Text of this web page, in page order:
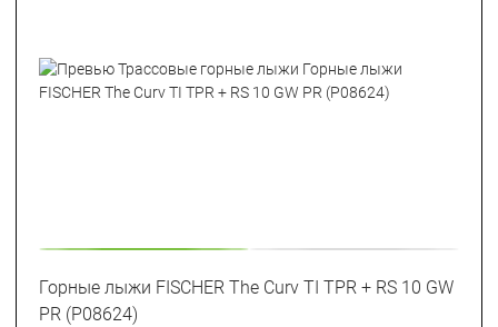
Горные лыжи FISCHER The Curv TI TPR + RS 10 GW
PR (P08624)